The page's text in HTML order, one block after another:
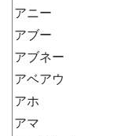
アニー
アブー
アブネー
アベアウ
アホ
アマ